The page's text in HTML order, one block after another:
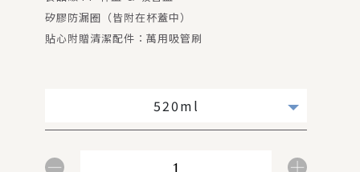
矽膠防漏圈（皆附在杯蓋中）
貼心附贈清潔配件：萬用吸管刷
520ml